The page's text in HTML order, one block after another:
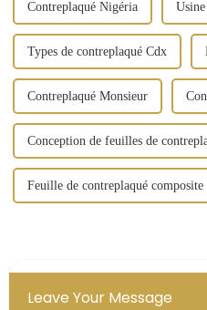
Contreplaqué Nigéria
Types de contreplaqué Cdx
Contreplaqué Monsieur
Conception de feuilles de
Feuille de contreplaqué composite
Leave Your Message